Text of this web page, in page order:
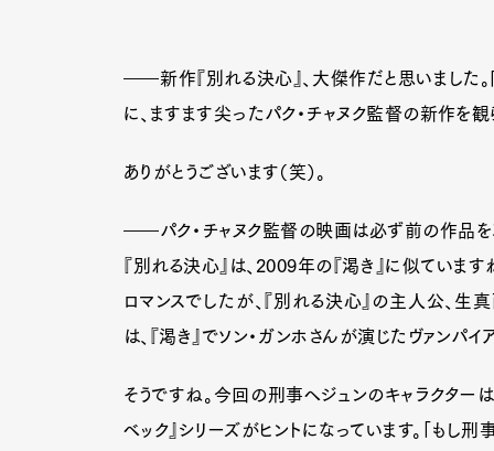
――新作『別れる決心』、大傑作だと思いました
に、ますます尖ったパク・チャヌク監督の新作を
ありがとうございます（笑）。
――パク・チャヌク監督の映画は必ず前の作品を
『別れる決心』は、2009年の『渇き』に似ていま
ロマンスでしたが、『別れる決心』の主人公、生
は、『渇き』でソン・ガンホさんが演じたヴァンパ
そうですね。今回の刑事ヘジュンのキャラクター
ベック』シリーズがヒントになっています。「もし